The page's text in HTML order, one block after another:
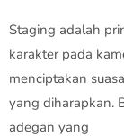
Staging adalah
karakter pada
menciptakan
yang diharapkan.
adegan yang